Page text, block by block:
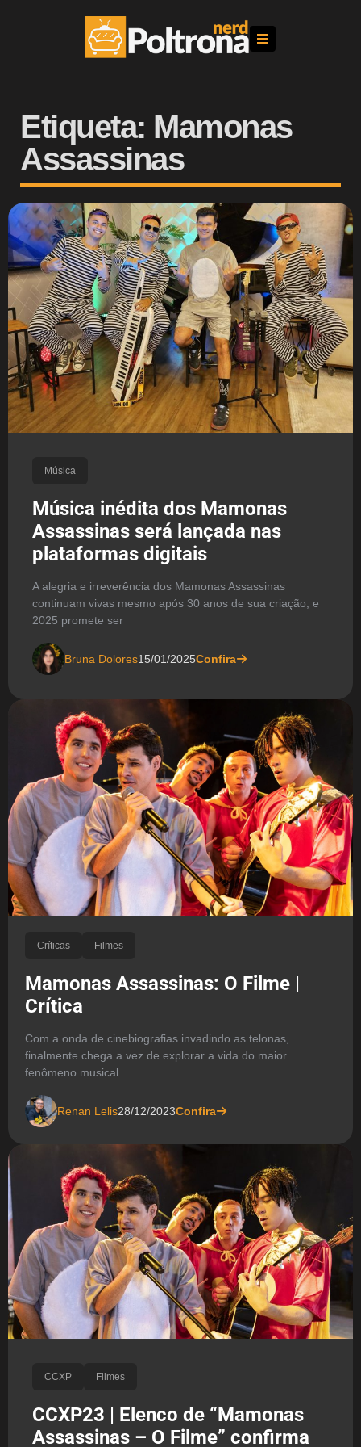
Etiqueta: Mamonas
Assassinas
Música
Música inédita dos Mamonas
Assassinas será lançada nas
plataformas digitais
A alegria e irreverência dos Mamonas Assassinas
continuam vivas mesmo após 30 anos de sua criação, e
2025 promete ser
Bruna Dolores15/01/2025Confira
Críticas Filmes
Mamonas Assassinas: O Filme |
Crítica
Com a onda de cinebiografias invadindo as telonas,
finalmente chega a vez de explorar a vida do maior
fenômeno musical
Renan Lelis28/12/2023Confira
CCXP Filmes
CCXP23 | Elenco de “Mamonas
Assassinas – O Filme” confirma